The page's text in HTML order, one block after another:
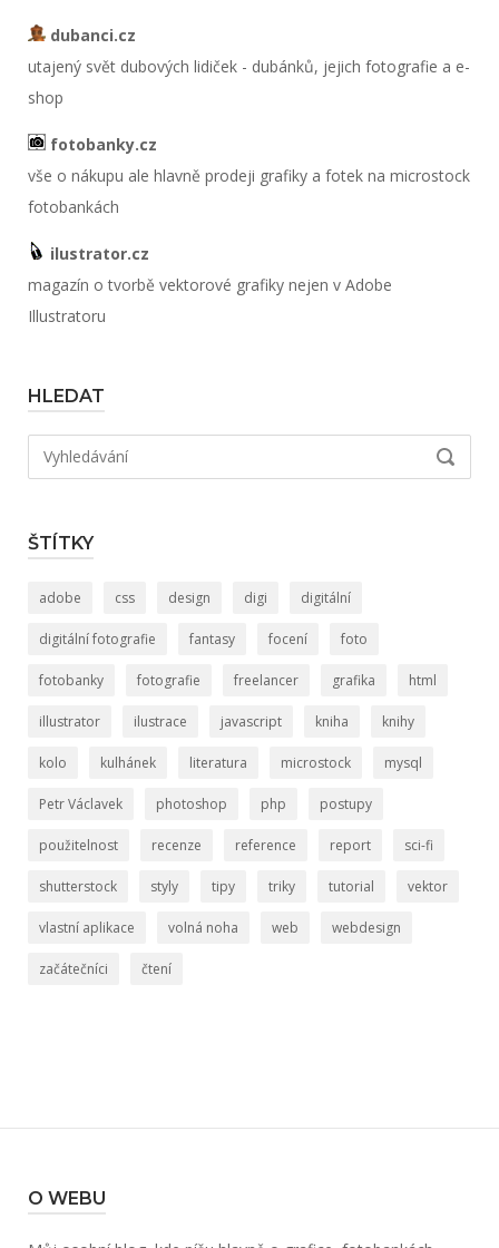
dubanci.cz
utajený svět dubových lidiček - dubánků, jejich fotografie a e-
shop
fotobanky.cz
vše o nákupu ale hlavně prodeji grafiky a fotek na microstock
fotobankách
ilustrator.cz
magazín o tvorbě vektorové grafiky nejen v Adobe
Illustratoru
HLEDAT
Hledat:
ŠTÍTKY
adobe css design digi digitální
digitální fotografie fantasy focení foto
fotobanky fotografie freelancer grafika html
illustrator ilustrace javascript kniha knihy
kolo kulhánek literatura microstock mysql
Petr Václavek photoshop php postupy
použitelnost recenze reference report sci-fi
shutterstock styly tipy triky tutorial vektor
vlastní aplikace volná noha web webdesign
začátečníci čtení
O WEBU